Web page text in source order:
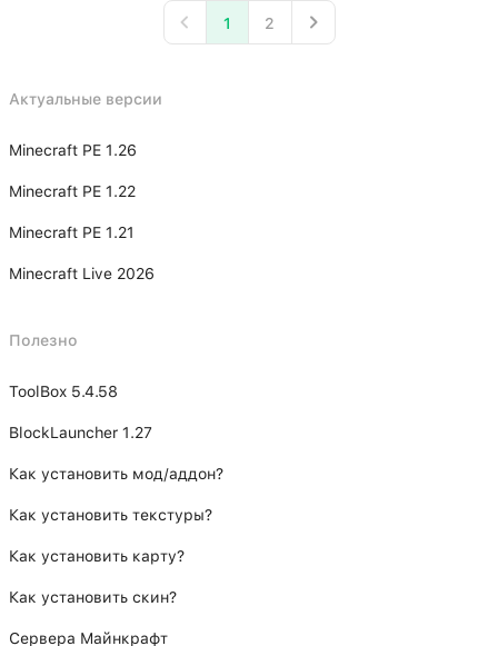
1 2
Актуальные версии
Minecraft PE 1.26
Minecraft PE 1.22
Minecraft PE 1.21
Minecraft Live 2026
Полезно
ToolBox 5.4.58
BlockLauncher 1.27
Как установить мод/аддон?
Как установить текстуры?
Как установить карту?
Как установить скин?
Сервера Майнкрафт